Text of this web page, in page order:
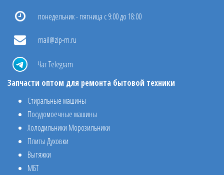
понедельник - пятница с 9:00 до 18:00
mail@zip-m.ru
Чат Telegram
Запчасти оптом для ремонта бытовой техники
Стиральные машины
Посудомоечные машины
Холодильники Морозильники
Плиты Духовки
Вытяжки
МБТ